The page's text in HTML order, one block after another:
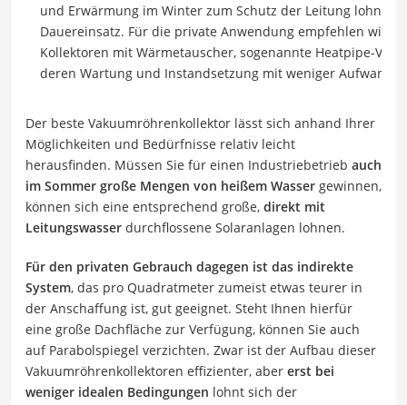
und Erwärmung im Winter zum Schutz der Leitung lohnt
Dauereinsatz. Für die private Anwendung empfehlen wir
Kollektoren mit Wärmetauscher, sogenannte Heatpipe-
deren Wartung und Instandsetzung mit weniger Aufwand
Der beste Vakuumröhrenkollektor lässt sich anhand Ihrer
Möglichkeiten und Bedürfnisse relativ leicht
herausfinden. Müssen Sie für einen Industriebetrieb auch
im Sommer große Mengen von heißem Wasser gewinnen,
können sich eine entsprechend große, direkt mit
Leitungswasser durchflossene Solaranlagen lohnen.
Für den privaten Gebrauch dagegen ist das indirekte
System, das pro Quadratmeter zumeist etwas teurer in
der Anschaffung ist, gut geeignet. Steht Ihnen hierfür
eine große Dachfläche zur Verfügung, können Sie auch
auf Parabolspiegel verzichten. Zwar ist der Aufbau dieser
Vakuumröhrenkollektoren effizienter, aber erst bei
weniger idealen Bedingungen lohnt sich der